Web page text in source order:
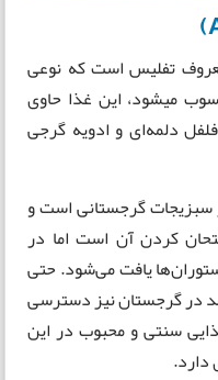
تفلیس است که نوعی
میشود، این غذا حاوی
دلمه‌ای و ادویه گرجی
سبزیجات گرجستانی است و
کردن آن است اما در
یافت می‌شود. حتی
در گرجستان نیز دسترسی
سنتی و محبوب در این